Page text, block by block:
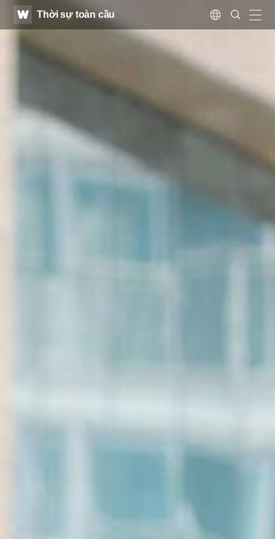
WATVThời sự toàn cầu
Language
Search
Submit